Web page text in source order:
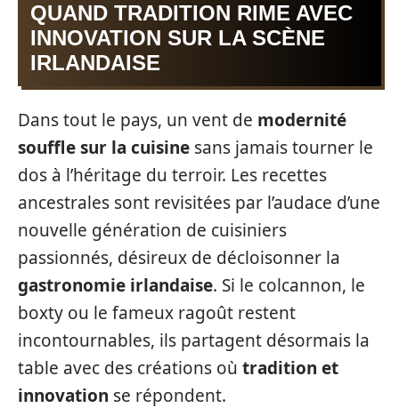
QUAND TRADITION RIME AVEC
INNOVATION SUR LA SCÈNE
IRLANDAISE
Dans tout le pays, un vent de modernité
souffle sur la cuisine sans jamais tourner le
dos à l’héritage du terroir. Les recettes
ancestrales sont revisitées par l’audace d’une
nouvelle génération de cuisiniers
passionnés, désireux de décloisonner la
gastronomie irlandaise. Si le colcannon, le
boxty ou le fameux ragoût restent
incontournables, ils partagent désormais la
table avec des créations où tradition et
innovation se répondent.